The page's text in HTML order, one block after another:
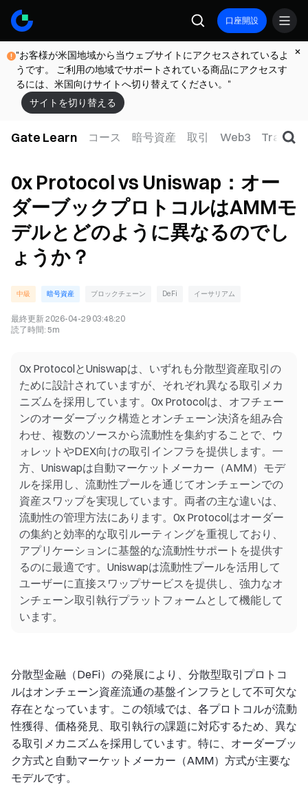
口座開設
"お客様が米国地域から当ウェブサイトにアクセスされているよ
うです。 ご利用の地域でサポートされている商品にアクセスす
るには、米国向けサイトへ切り替えてください。"
サイトを切り替える
Gate Learn コース 暗号資産 取引 Web3 TradFi
0x Protocol vs Uniswap：オー
ダーブックプロトコルはAMMモ
デルとどのように異なるのでし
ょうか？
中級 暗号資産 ブロックチェーン DeFi イーサリアム
最終更新2026-04-29 03:48:20
読了時間: 5m
0x ProtocolとUniswapは、いずれも分散型資産取引の
ために設計されていますが、それぞれ異なる取引メカ
ニズムを採用しています。0x Protocolは、オフチェー
ンのオーダーブック構造とオンチェーン決済を組み合
わせ、複数のソースから流動性を集約することで、ウ
ォレットやDEX向けの取引インフラを提供します。一
方、Uniswapは自動マーケットメーカー（AMM）モデ
ルを採用し、流動性プールを通じてオンチェーンでの
資産スワップを実現しています。両者の主な違いは、
流動性の管理方法にあります。0x Protocolはオーダー
の集約と効率的な取引ルーティングを重視しており、
アプリケーションに基盤的な流動性サポートを提供す
るのに最適です。Uniswapは流動性プールを活用して
ユーザーに直接スワップサービスを提供し、強力なオ
ンチェーン取引執行プラットフォームとして機能して
います。
分散型金融（DeFi）の発展により、分散型取引プロトコ
ルはオンチェーン資産流通の基盤インフラとして不可欠な
存在となっています。この領域では、各プロトコルが流動
性獲得、価格発見、取引執行の課題に対応するため、異な
る取引メカニズムを採用しています。特に、オーダーブッ
ク方式と自動マーケットメーカー（AMM）方式が主要な
モデルです。